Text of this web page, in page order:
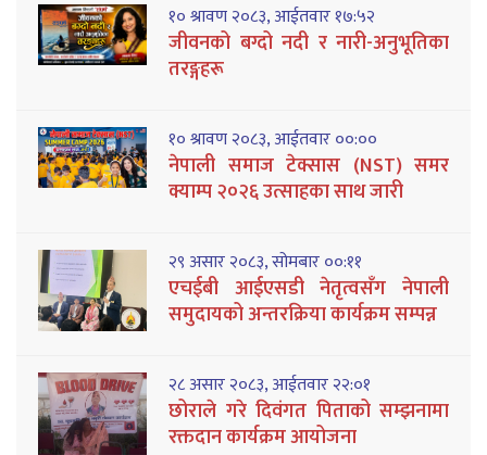
१० श्रावण २०८३, आईतवार १७:५२
जीवनको बग्दो नदी र नारी-अनुभूतिका
तरङ्गहरू
१० श्रावण २०८३, आईतवार ००:००
नेपाली समाज टेक्सास (NST) समर
क्याम्प २०२६ उत्साहका साथ जारी
२९ असार २०८३, सोमबार ००:११
एचईबी आईएसडी नेतृत्वसँग नेपाली
समुदायको अन्तरक्रिया कार्यक्रम सम्पन्न
२८ असार २०८३, आईतवार २२:०१
छोराले गरे दिवंगत पिताको सम्झनामा
रक्तदान कार्यक्रम आयोजना